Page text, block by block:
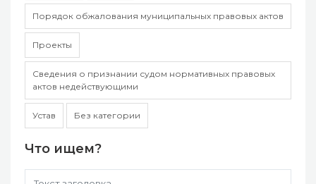
Порядок обжалования муниципальных правовых актов
Проекты
Сведения о признании судом нормативных правовых
актов недействующими
Устав Без категории
Что ищем?